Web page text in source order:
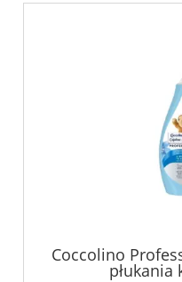
Coccolino
płukania